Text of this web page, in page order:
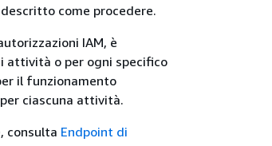
come procedere.
IAM, è
attività o per ogni specifico
il funzionamento
ciascuna attività.
consulta Endpoint di